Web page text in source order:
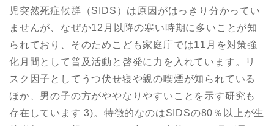
児突然死症候群（SIDS）は原因がはっきり分かってい
ませんが、なぜか12月以降の寒い時期に多いことが知
られており、そのためこども家庭庁では11月を対策強
化月間として普及活動と啓発に力を入れています。リ
スク因子としてうつ伏せ寝や親の喫煙が知られている
ほか、男の子の方がややなりやすいことを示す研究も
存在しています 3)。特徴的なのはSIDSの80％以上が生